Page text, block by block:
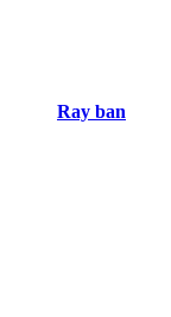
Ray ban